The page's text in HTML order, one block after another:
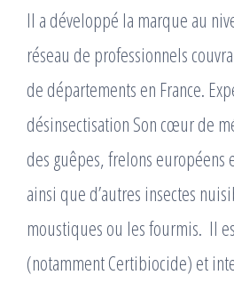
Il a développé la marque au
réseau de professionnels
de départements en France.
désinsectisation Son cœur de
des guêpes, frelons européens
ainsi que d’autres insectes
moustiques ou les fourmis. ​ Il
(notamment Certibiocide) et